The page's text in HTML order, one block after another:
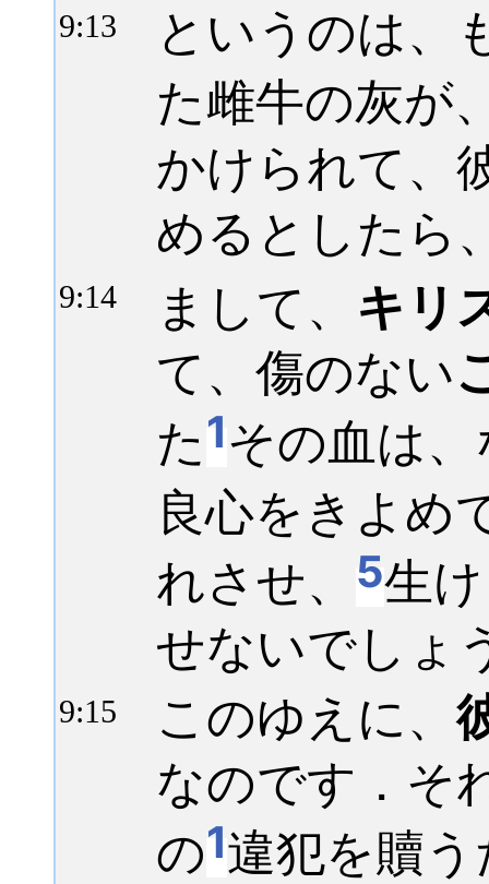
9:13
というのは、
た雌牛の灰が
かけられて、
めるとしたら
9:14 まして、 キリ
て、傷のない
た1その血は
良心をきよめ
れさせ、
5生
せないでしょ
9:15 このゆえに、
なのです．そ
の1違犯を贖